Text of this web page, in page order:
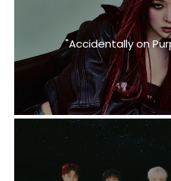
"Accidentally on